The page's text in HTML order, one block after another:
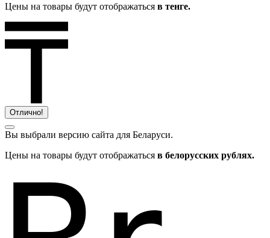
Цены на товары будут отображаться в тенге.
Отлично!
Вы выбрали версию сайта для Беларуси.
Цены на товары будут отображаться в белорусских рублях.